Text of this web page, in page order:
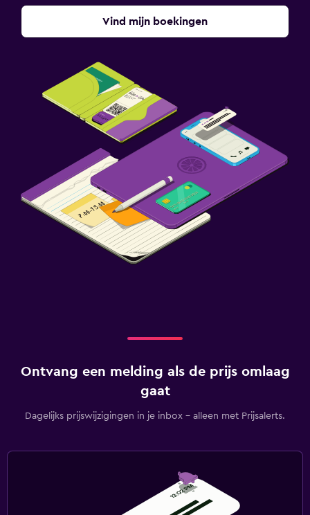
Vind mijn boekingen
Ontvang een melding als de prijs omlaag
gaat
Dagelijks prijswijzigingen in je inbox - alleen met Prijsalerts.